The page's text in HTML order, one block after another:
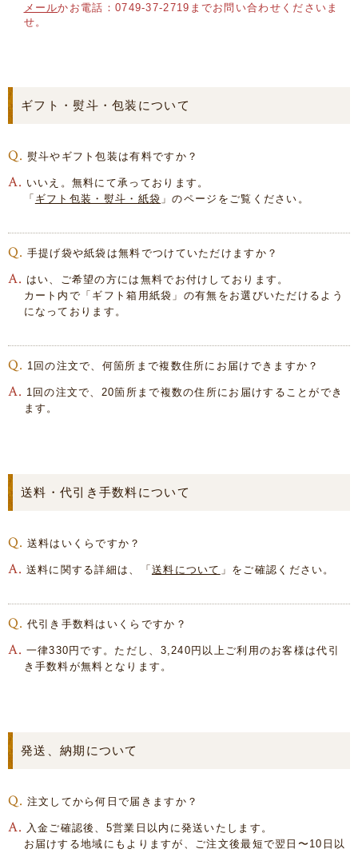
メールかお電話：0749-37-2719までお問い合わせくださいま
せ。
ギフト・熨斗・包装について
熨斗やギフト包装は有料ですか？
いいえ。無料にて承っております。
「 ギフト包装・熨斗・紙袋 」のページをご覧ください。
手提げ袋や紙袋は無料でつけていただけますか？
はい、ご希望の方には無料でお付けしております。
カート内で「ギフト箱用紙袋」の有無をお選びいただけるよう
になっております。
1回の注文で、何箇所まで複数住所にお届けできますか？
1回の注文で、20箇所まで複数の住所にお届けすることができ
ます。
送料・代引き手数料について
送料はいくらですか？
送料に関する詳細は、「 送料について 」をご確認ください。
代引き手数料はいくらですか？
一律330円です。ただし、3,240円以上ご利用のお客様は代引
き手数料が無料となります。
発送、納期について
注文してから何日で届きますか？
入金ご確認後、5営業日以内に発送いたします。
お届けする地域にもよりますが、ご注文後最短で翌日〜10日以